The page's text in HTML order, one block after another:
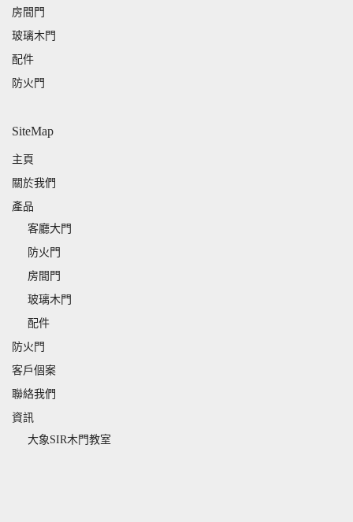
房間門
玻璃木門
配件
防火門
SiteMap
主頁
關於我們
產品
客廳大門
防火門
房間門
玻璃木門
配件
防火門
客戶個案
聯絡我們
資訊
大象SIR木門教室